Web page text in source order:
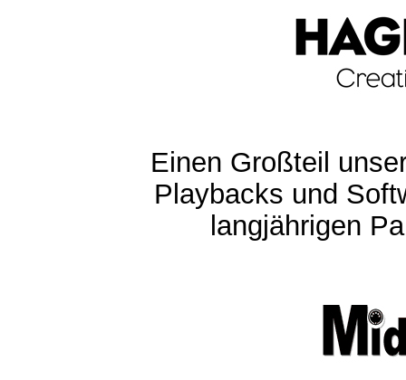
Einen Großteil
Playbacks und
langjährigen